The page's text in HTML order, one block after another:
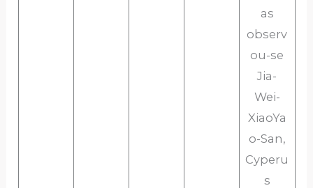
as
observ
ou-se
Jia-
Wei-
XiaoYa
o-San,
Cyperu
s